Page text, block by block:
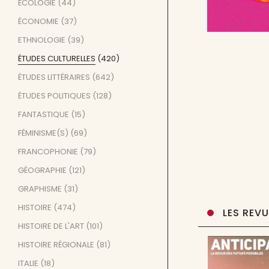
LES
ÉCOLOGIE (44)
ÉCONOMIE (37)
ETHNOLOGIE (39)
ÉTUDES CULTURELLES (420)
ÉTUDES LITTÉRAIRES (642)
ÉTUDES POLITIQUES (128)
FANTASTIQUE (15)
FÉMINISME(S) (69)
FRANCOPHONIE (79)
GÉOGRAPHIE (121)
GRAPHISME (31)
HISTOIRE (474)
HISTOIRE DE L'ART (101)
HISTOIRE RÉGIONALE (81)
ITALIE (18)